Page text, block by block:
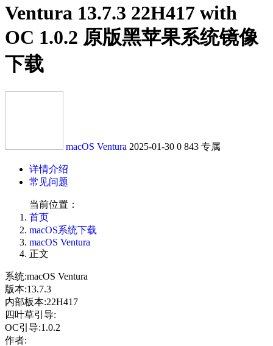
Ventura 13.7.3 22H417 with
OC 1.0.2 原版黑苹果系统镜像
下载
macOS Ventura 2025-01-30 0 843 专属
详情介绍
常见问题
当前位置：
首页
macOS系统下载
macOS Ventura
正文
系统:macOS Ventura
版本:13.7.3
内部板本:22H417
四叶草引导:
OC引导:1.0.2
作者: